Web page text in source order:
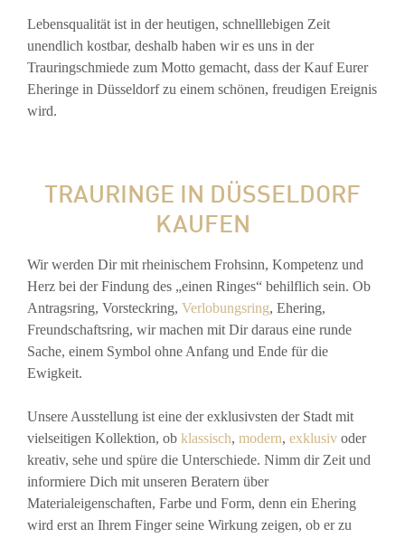
Lebensqualität ist in der heutigen, schnelllebigen Zeit
unendlich kostbar, deshalb haben wir es uns in der
Trauringschmiede zum Motto gemacht, dass der Kauf Eurer
Eheringe in Düsseldorf zu einem schönen, freudigen Ereignis
wird.
TRAURINGE IN DÜSSELDORF
KAUFEN
Wir werden Dir mit rheinischem Frohsinn, Kompetenz und
Herz bei der Findung des „einen Ringes“ behilflich sein. Ob
Antragsring, Vorsteckring, Verlobungsring, Ehering,
Freundschaftsring, wir machen mit Dir daraus eine runde
Sache, einem Symbol ohne Anfang und Ende für die
Ewigkeit.
Unsere Ausstellung ist eine der exklusivsten der Stadt mit
vielseitigen Kollektion, ob klassisch, modern, exklusiv oder
kreativ, sehe und spüre die Unterschiede. Nimm dir Zeit und
informiere Dich mit unseren Beratern über
Materialeigenschaften, Farbe und Form, denn ein Ehering
wird erst an Ihrem Finger seine Wirkung zeigen, ob er zu